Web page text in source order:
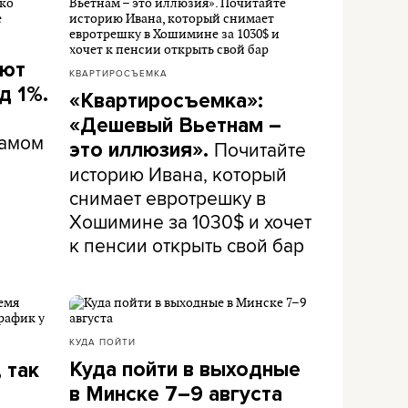
1%.
КВАРТИРОСЪЕМКА
«Квартиросъемка»:
«Дешевый Вьетнам –
это иллюзия». Почитайте
историю Ивана, который
снимает евротрешку в
Хошимине за 1030$ и хочет
к пенсии открыть свой бар
КУДА ПОЙТИ
Куда пойти в выходные
в Минске 7–9 августа